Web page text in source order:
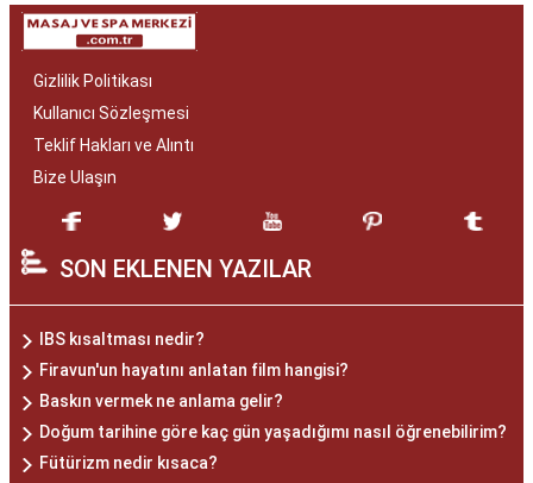
Gizlilik Politikası
Kullanıcı Sözleşmesi
Teklif Hakları ve Alıntı
Bize Ulaşın
SON EKLENEN YAZILAR
IBS kısaltması nedir?
Firavun'un hayatını anlatan film hangisi?
Baskın vermek ne anlama gelir?
Doğum tarihine göre kaç gün yaşadığımı nasıl öğrenebilirim?
Fütürizm nedir kısaca?